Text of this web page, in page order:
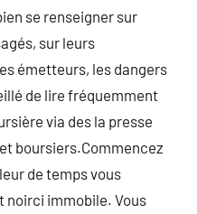
se renseigner sur
sur leurs
émetteurs, les dangers
de lire fréquemment
via des la presse
boursiers.Commencez
de temps vous
noirci immobile. Vous